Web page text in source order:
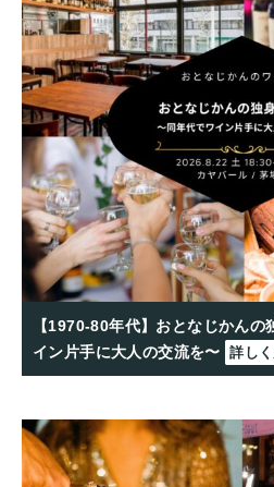
【1970-80年代】おとなじかん
イン片手に大人の交流を〜
詳し